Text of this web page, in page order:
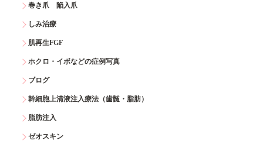
巻き爪 陥入爪
しみ治療
肌再生FGF
ホクロ・イボなどの症例写真
ブログ
幹細胞上清液注入療法（歯髄・脂肪）
脂肪注入
ゼオスキン